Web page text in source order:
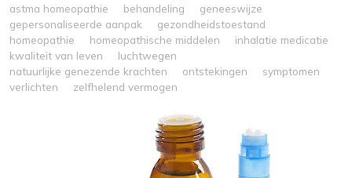
astma homeopathie
behandeling
geneeswijze
gepersonaliseerde aanpak
gezondheidstoestand
homeopathie
homeopathische middelen
inhalatie medicatie
kwaliteit van leven
luchtwegen
natuurlijke genezende krachten
ontstekingen
symptomen
verlichten
zelfhelend vermogen